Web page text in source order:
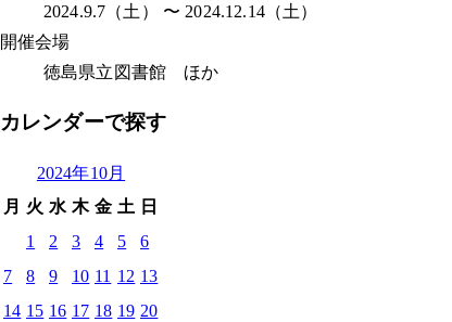
2024.9.7（土） 〜 2024.12.14（土）
開催会場
徳島県立図書館 ほか
カレンダーで探す
2024年10月
月 火 水 木 金 土 日
1 2 3 4 5
6
7
8 9 10 11 12 13
14 15 16 17 18 19 20